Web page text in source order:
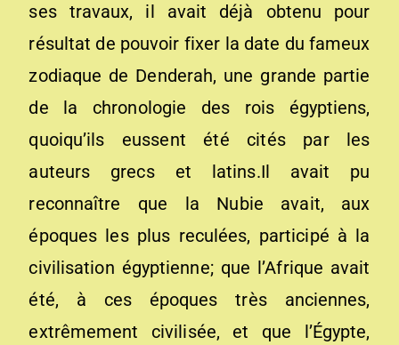
ses travaux, il avait déjà obtenu pour
résultat de pouvoir fixer la date du fameux
zodiaque de Denderah, une grande partie
de la chronologie des rois égyptiens,
quoiqu’ils eussent été cités par les
auteurs grecs et latins.Il avait pu
reconnaître que la Nubie avait, aux
époques les plus reculées, participé à la
civilisation égyptienne; que l’Afrique avait
été, à ces époques très anciennes,
extrêmement civilisée, et que l’Égypte,